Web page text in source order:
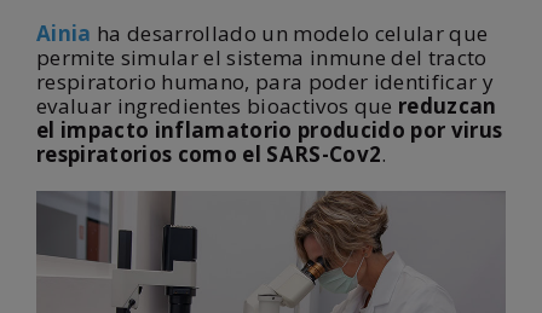
Ainia ha desarrollado un modelo celular que
permite simular el sistema inmune del tracto
respiratorio humano, para poder identificar y
evaluar ingredientes bioactivos que reduzcan
el impacto inflamatorio producido por virus
respiratorios como el SARS-Cov2.